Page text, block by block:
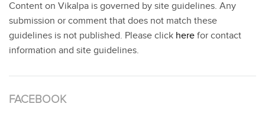
Content on Vikalpa is governed by site guidelines. Any
submission or comment that does not match these
guidelines is not published. Please click here for contact
information and site guidelines.
FACEBOOK